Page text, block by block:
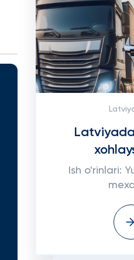
Ish o'rinlari: